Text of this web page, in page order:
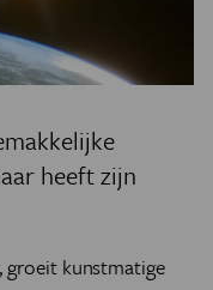
heeft zijn
groeit kunstmatige